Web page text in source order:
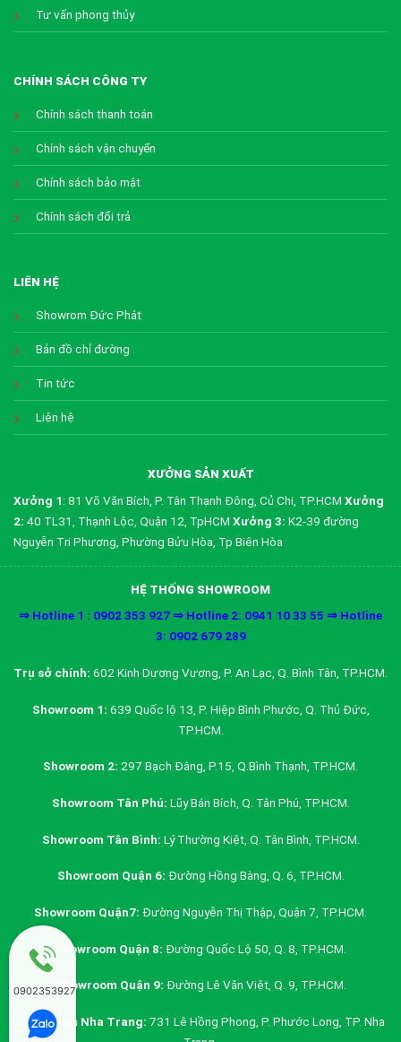
Tư vấn phong thủy
CHÍNH SÁCH CÔNG TY
Chính sách thanh toán
Chính sách vận chuyển
Chính sách bảo mật
Chính sách đổi trả
LIÊN HỆ
Showrom Đức Phát
Bản đồ chỉ đường
Tin tức
Liên hệ
XƯỞNG SẢN XUẤT
Xưởng 1: 81 Võ Văn Bích, P. Tân Thạnh Đông, Củ Chi, TP.HCM Xưởng
2: 40 TL31, Thạnh Lộc, Quận 12, TpHCM Xưởng 3: K2-39 đường
Nguyễn Tri Phương, Phường Bửu Hòa, Tp Biên Hòa
HỆ THỐNG SHOWROOM
⇒ Hotline 1 : 0902 353 927 ⇒ Hotline 2: 0941 10 33 55 ⇒ Hotline
3: 0902 679 289
Trụ sở chính: 602 Kinh Dương Vương, P. An Lạc, Q. Bình Tân, TP.HCM.
Showroom 1: 639 Quốc lộ 13, P. Hiệp Bình Phước, Q. Thủ Đức,
TP.HCM.
Showroom 2: 297 Bạch Đằng, P.15, Q.Bình Thạnh, TP.HCM.
Showroom Tân Phú: Lũy Bán Bích, Q. Tân Phú, TP.HCM.
Showroom Tân Bình: Lý Thường Kiệt, Q. Tân Bình, TP.HCM.
Showroom Quận 6: Đường Hồng Bàng, Q. 6, TP.HCM.
Showroom Quận7: Đường Nguyễn Thị Thập, Quận 7, TP.HCM.
Showroom Quận 8: Đường Quốc Lộ 50, Q. 8, TP.HCM.
Showroom Quận 9: Đường Lê Văn Việt, Q. 9, TP.HCM.
Showroom Nha Trang: 731 Lê Hồng Phong, P. Phước Long, TP. Nha
0902353927